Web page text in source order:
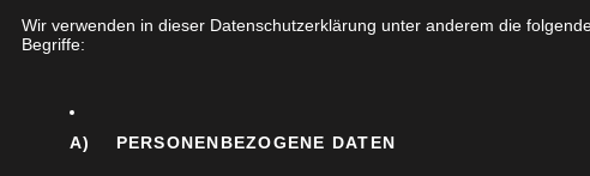
17. Mai 2021
unserer Kunden beauftragt ein exklusives
Wir verwenden in dieser Datenschutzerklärung unter anderem die
Begriffe:
A) PERSONENBEZOGENE DATEN